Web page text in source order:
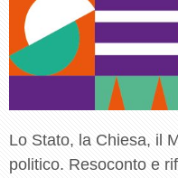
Lo Stato, la Chiesa, il
politico. Resoconto e